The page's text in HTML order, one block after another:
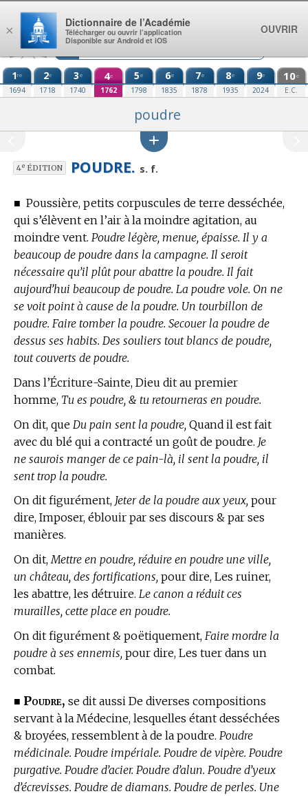
Aller au contenu
1re
1694
2e
1718
3e
1740
4e
1762
5e
1798
6e
1835
7e
1878
8e
1935
9e
2024
10e
E.C.
poudre
4eÉDITION POUDRE. s. f.
■ Poussière, petits corpuscules de terre desséchée,
qui s’élèvent en l’air à la moindre agitation, au
moindre vent. Poudre légère, menue, épaisse. Il y a
beaucoup de poudre dans la campagne. Il seroit
nécessaire qu’il plût pour abattre la poudre. Il fait
aujourd’hui beaucoup de poudre. La poudre vole. On ne
se voit point à cause de la poudre. Un tourbillon de
poudre. Faire tomber la poudre. Secouer la poudre de
dessus ses habits. Des souliers tout blancs de poudre,
tout couverts de poudre.
Dans l’Écriture-Sainte, Dieu dit au premier
homme, Tu es poudre, & tu retourneras en poudre.
On dit, que Du pain sent la poudre, Quand il est fait
avec du blé qui a contracté un goût de poudre. Je
ne saurois manger de ce pain-là, il sent la poudre, il
sent trop la poudre.
On dit figurément, Jeter de la poudre aux yeux, pour
dire, Imposer, éblouir par ses discours & par ses
manières.
On dit, Mettre en poudre, réduire en poudre une ville,
un château, des fortifications, pour dire, Les ruiner,
les abattre, les détruire. Le canon a réduit ces
murailles, cette place en poudre.
On dit figurément & poëtiquement, Faire mordre la
poudre à ses ennemis, pour dire, Les tuer dans un
combat.
■ Poudre, se dit aussi De diverses compositions
servant à la Médecine, lesquelles étant desséchées
& broyées, ressemblent à de la poudre. Poudre
médicinale. Poudre impériale. Poudre de vipère. Poudre
purgative. Poudre d’acier. Poudre d’alun. Poudre d’yeux
d’écrevisses. Poudre de diamans. Poudre de perles. Une
×
Dictionnaire de l’Académie
Télécharger ou ouvrir l’application
Disponible sur Android et iOS
OUVRIR